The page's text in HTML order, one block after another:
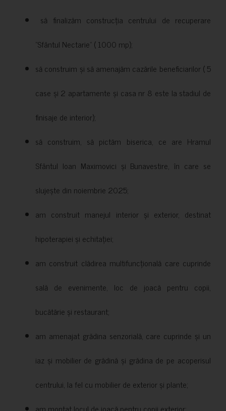
să finalizăm construcția centrului de recuperare
”Sfântul Nectarie” ( 1000 mp);
să construim și să amenajăm cazările beneficiarilor ( 5
case și 2 apartamente și casa nr 8 este la stadiul de
finisaje de interior);
să construim, să pictăm biserica, ce are Hramul
Sfântul Ioan Maximovici și Bunavestire, în care se
slujește din noiembrie 2025;
am construit manejul interior și exterior, destinat
hipoterapiei și echitației;
am construit clădirea multifuncțională care cuprinde
sală de evenimente, loc de joacă pentru copii,
bucătărie și restaurant;
am amenajat grădina senzorială, care cuprinde și un
iaz și mobilier de grădină și grădina de pe acoperisul
centrului, la fel cu mobilier de exterior și plante;